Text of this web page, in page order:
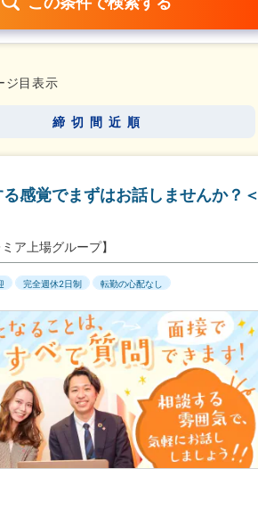
残業少なめ（1日1時間以内）
ジ目表示
締切間近順
感覚でまずはお話しませんか？＜
ア上場グループ】
完全週休2日制 転勤の心配なし